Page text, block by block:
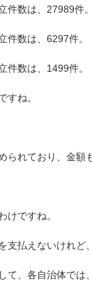
数は、27989件。
数は、6297件。
数は、1499件。
すね。
られており、金額
けですね。
支払えないけれど、
て、各自治体では、